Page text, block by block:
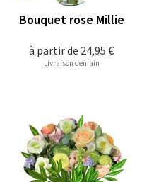
à partir de 24,95 €
Bouquet rose Millie
Livraison demain